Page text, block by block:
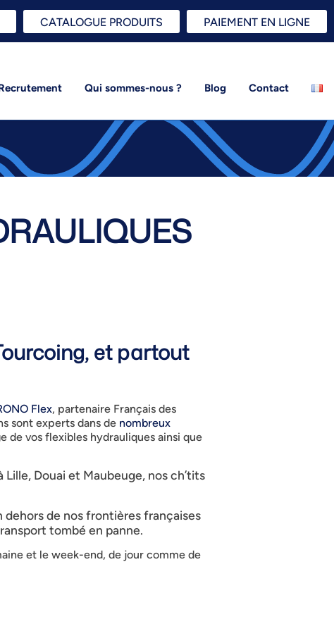
CATALOGUE PRODUITS PAIEMENT EN LIGNE
Qui sommes-nous ? Blog Contact
et partout
Flex, partenaire Français des
sont experts dans de nombreux
de vos flexibles hydrauliques ainsi que
Douai et Maubeuge, nos ch’tits
dehors de nos frontières françaises
tombé en panne.
et le week-end, de jour comme de